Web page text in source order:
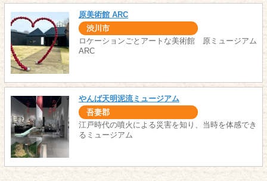
原美術館 ARC
渋川市
ロケーションごとアートな美術館 原ミュージアム
ARC
やんば天明泥流ミュージアム
吾妻郡
江戸時代の噴火による災害を知り、当時を体感でき
るミュージアム